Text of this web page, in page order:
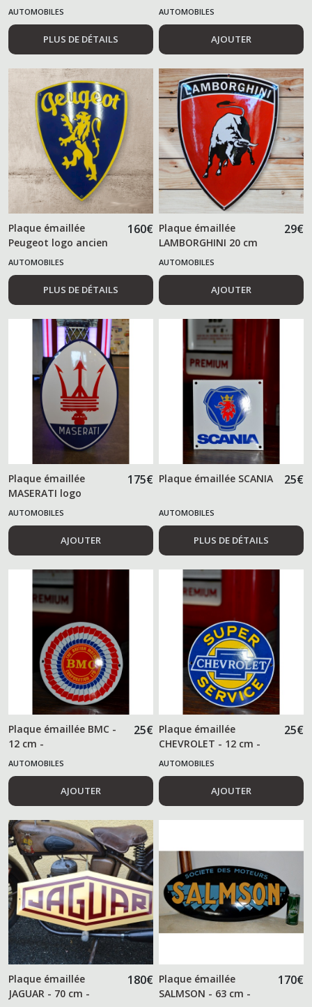
AUTOMOBILES
PLUS DE DÉTAILS
AUTOMOBILES
AJOUTER
Plaque émaillée
Peugeot logo ancien
160€
AUTOMOBILES
PLUS DE DÉTAILS
Plaque émaillée
LAMBORGHINI 20 cm
29€
AUTOMOBILES
AJOUTER
Plaque émaillée
MASERATI logo
175€
AUTOMOBILES
AJOUTER
Plaque émaillée SCANIA 25€
AUTOMOBILES
PLUS DE DÉTAILS
Plaque émaillée BMC -
12 cm -
25€
AUTOMOBILES
AJOUTER
Plaque émaillée
CHEVROLET - 12 cm -
25€
AUTOMOBILES
AJOUTER
Plaque émaillée
JAGUAR - 70 cm -
180€ Plaque émaillée
SALMSON - 63 cm -
170€